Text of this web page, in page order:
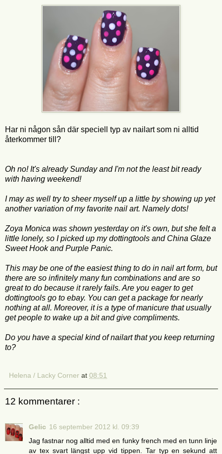
Har ni någon sån där speciell typ av nailart som ni alltid
återkommer till?
Oh no! It's alreadySunday and I'm not the least bit ready
with having weekend!
I may as well try to sheer myself up a little by showing up yet
another variation of my favorite nail art. Namely dots!
Zoya Monica was shown yesterday on it's own, but she felt a
little lonely, so Ipicked up my dottingtools and China Glaze
Sweet Hook and Purple Panic.
This may be one of the easiest thing to do in nail art form, but
there are so infinitely many fun combinations and are so
great to do because it rarely fails. Are you eager to get
dottingtools go to ebay. You can get a package for nearly
nothing at all. Moreover, it is a type of manicure that usually
get people to wake up a bit and give compliments.
Do you have a special kind of nailart that you keep returning
to?
Helena / Lacky Corner at 08:51
12 kommentarer :
Gelic 16 september 2012 kl. 09:39
Jag fastnar nog alltid med en funky french med en tunn linje
av tex svart längst upp vid tippen. Tar typ en sekund att